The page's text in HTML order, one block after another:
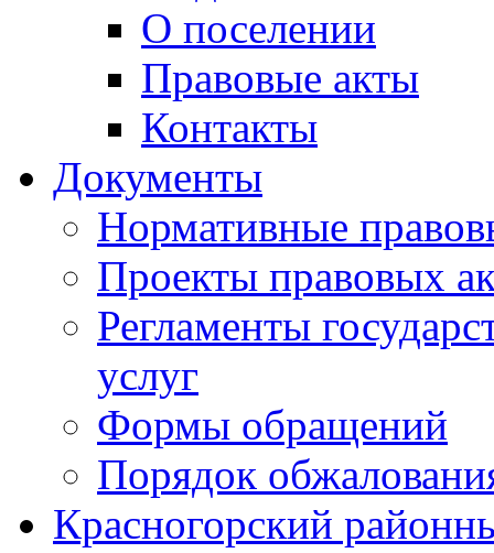
О поселении
Правовые акты
Контакты
Документы
Нормативные
Проекты правовых
Регламенты
услуг
Формы обращений
Порядок
Красногорский